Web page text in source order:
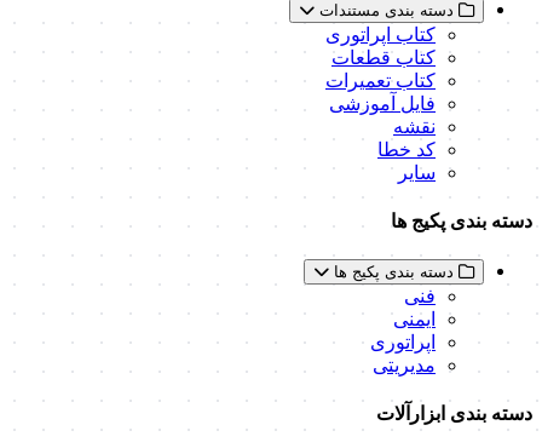
دسته بندی مستندات
کتاب اپراتوری
کتاب قطعات
کتاب تعمیرات
فایل آموزشی
نقشه
کد خطا
سایر
دسته بندی پکیج ها
دسته بندی پکیج ها
فنی
ایمنی
اپراتوری
مدیریتی
دسته بندی ابزارآلات